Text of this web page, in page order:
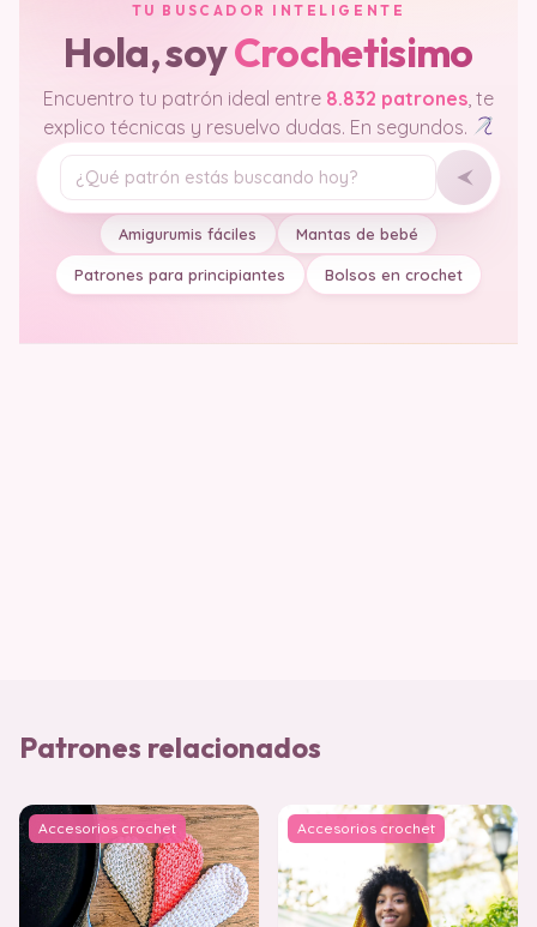
TU BUSCADOR INTELIGENTE
Hola, soyCrochetisimo
Encuentro tu patrón ideal entre 8.832 patrones , te
explico técnicas y resuelvo dudas. En segundos.
Tu pregunta
Amigurumis fáciles Mantas de bebé
Patrones para principiantes Bolsos en crochet
Patrones relacionados
Accesorios crochet Accesorios crochet